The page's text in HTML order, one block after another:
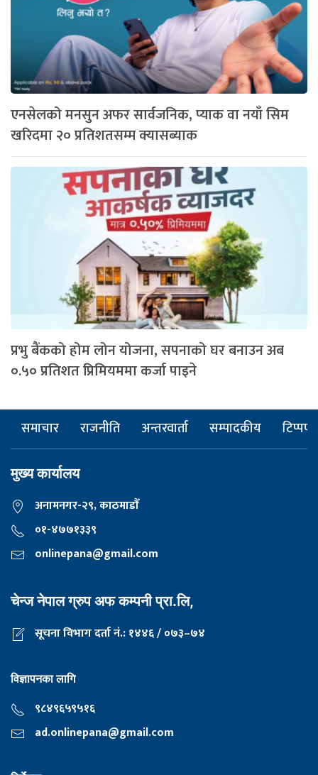
एनसेलको मनसुन अफर सार्वजनिक, प्याक वा नयाँ सिम
खरिदमा २० प्रतिशतसम्म क्यासब्याक
प्रभु बैंकको होम लोन योजना, सपनाको घर बनाउन अब
०.५० प्रतिशत प्रिमियममा कर्जा पाइने
समाचार राजनीति अन्तरवार्ता सम्पादकीय टिप्पणी
मुख्य कार्यालय
अनामनगर-२९, काठमाडाैँ
०१-४७७१३३९
onlinepana@gmail.com
चेन्ज नेपाल ग्रुप अफ कम्पनी प्रा.लि,
सूचना विभाग दर्ता नं.: १४४६ / ०७३–७४
विज्ञापनका लागि
९८४९६५९५१६
ad.onlinepana@gmail.com